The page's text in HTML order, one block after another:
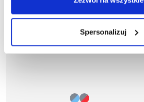
Spersonalizuj